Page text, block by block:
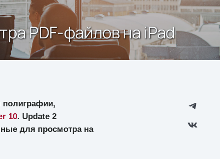
PDF-файлов на iPad
полиграфии,
10. Update 2
для просмотра на